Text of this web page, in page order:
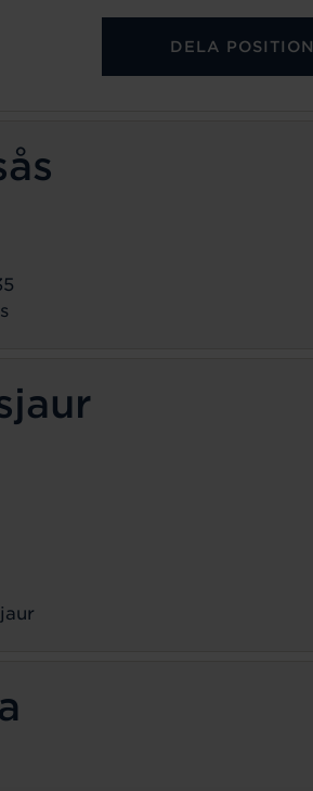
DELA POSITION